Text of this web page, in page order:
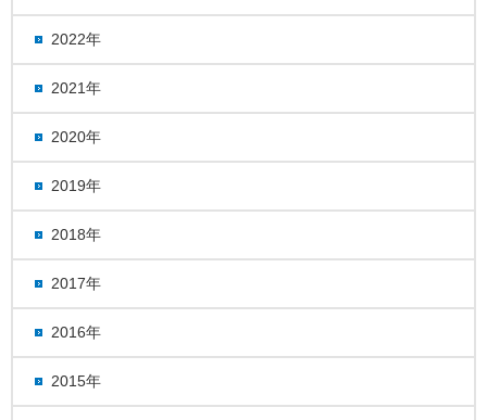
2022年
2021年
2020年
2019年
2018年
2017年
2016年
2015年